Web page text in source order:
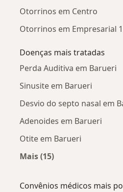
Otorrinos em Centro
Otorrinos em Empresarial
Doenças mais tratadas
Perda Auditiva em Barueri
Sinusite em Barueri
Desvio do septo nasal em
Adenoides em Barueri
Otite em Barueri
Mais (15)
Convênios médicos mais